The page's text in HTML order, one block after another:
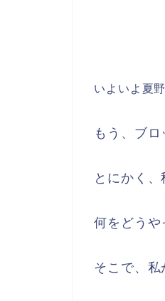
いよいよ夏
もう、ブ
とにかく
何をどうや
そこで、